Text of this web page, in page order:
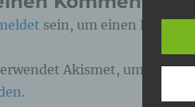
sein, um einen
Akismet, um Spam
dies
Wir